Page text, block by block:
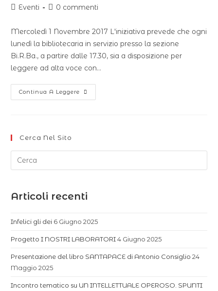
Eventi
0 commenti
Mercoledì 1 Novembre 2017 L'iniziativa prevede che ogni
lunedì la bibliotecaria in servizio presso la sezione
Bi.R.Ba., a partire dalle 17.30, sia a disposizione per
leggere ad alta voce con…
Continua A Leggere
Cerca Nel Sito
Articoli recenti
Infelici gli dei 6 Giugno 2025
Progetto I NOSTRI LABORATORI 4 Giugno 2025
Presentazione del libro SANTAPACE di Antonio Consiglio 24
Maggio 2025
Incontro tematico su UN INTELLETTUALE OPEROSO. SPUNTI